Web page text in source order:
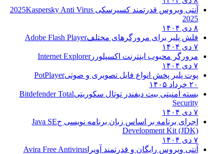
آنتی ویروس قدرتمند کسپرسکی 2025Kaspersky Anti Virus
2025
فلش پلیر برای مرورگرهای مختلفAdobe Flash Player
مرورگر محبوب اینترنت اکسپلوررInternet Explorer
پوت پلیر پخش انواع فایل تصویری و صوتیPotPlayer
بسته امنیتی بیت دیفندر توتال سکوریتیBitdefender Total
Security
اجرای برنامه بر اساس زبان برنامه نویسی جJava SE
Development Kit (JDK)
آنتی ویروس رایگان و قدرتمند آویرا Avira Free Antivirus